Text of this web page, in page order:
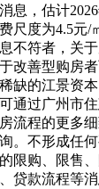
息，估计
尺度为4.5元/
不符者，关
改善型购房
缺的江景资
通过广州市
流程的更多
。不形成任
限购、限售
贷款流程等